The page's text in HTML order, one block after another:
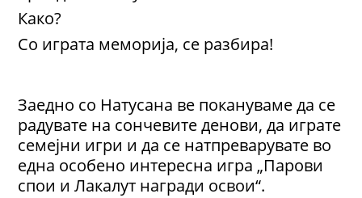
Како?
Со играта меморија, се разбира!
Заедно со Натусана ве покануваме да се
радувате на сончевите денови, да играте
семејни игри и да се натпреварувате во
една особено интересна игра „Парови
спои и Лакалут награди освои“.